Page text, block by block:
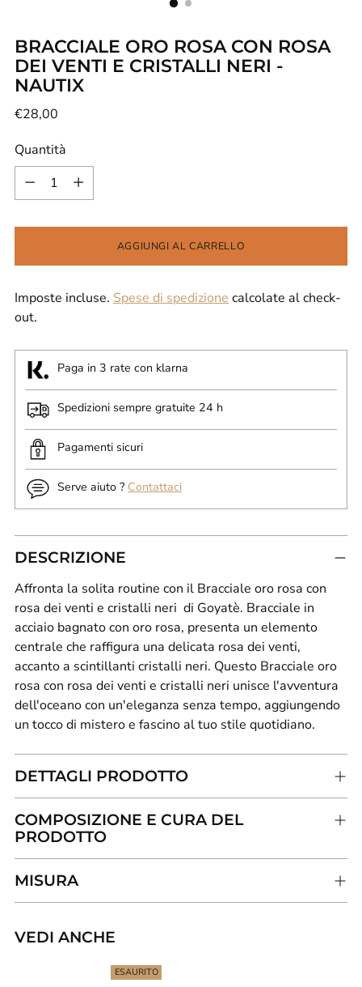
BRACCIALE ORO ROSA CON ROSA
DEI VENTI E CRISTALLI NERI -
NAUTIX
Prezzo
listino
€28,00
Quantità
Quantità
AGGIUNGI AL CARRELLO
Imposte incluse. Spese di spedizione calcolate al check-
out.
Paga in 3 rate con klarna
Spedizioni sempre gratuite 24 h
Pagamenti sicuri
Serve aiuto ? Contattaci
DESCRIZIONE
Affronta la solita routine con il Bracciale oro rosa con
rosa dei venti e cristalli neri di Goyatè. Bracciale in
acciaio bagnato con oro rosa, presenta un elemento
centrale che raffigura una delicata rosa dei venti,
accanto a scintillanti cristalli neri. Questo Bracciale oro
rosa con rosa dei venti e cristalli neri unisce l'avventura
dell'oceano con un'eleganza senza tempo, aggiungendo
un tocco di mistero e fascino al tuo stile quotidiano.
DETTAGLI PRODOTTO
COMPOSIZIONE E CURA DEL
PRODOTTO
MISURA
Aggiungere
VEDI ANCHE
ESAURITO